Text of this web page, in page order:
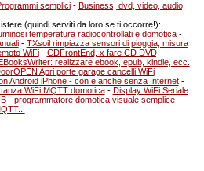
semplici- Business, dvd, video, audio,
(quindi serviti da loro se ti occorre!):
temperatura radiocontrollati e domotica-
- TXsoil rimpiazza sensori di pioggia, misura
WiFi- CDFrontEnd, x fare CD DVD,
realizzare ebook, epub, kindle, ecc.
Apri porte garage cancelli WiFi
Android iPhone - con e anche senza Internet-
WiFi MQTT domotica- Display WiFi Seriale
- programmatore domotica visuale semplice